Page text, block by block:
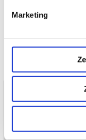
Marketing
Bezpieczne zakupy w
12.07.2025 , g.
Gdańsk